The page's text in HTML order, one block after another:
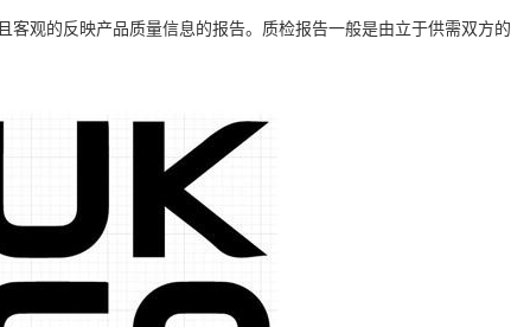
客观的反映产品质量信息的报告。质检报告一般是由立于供需双方